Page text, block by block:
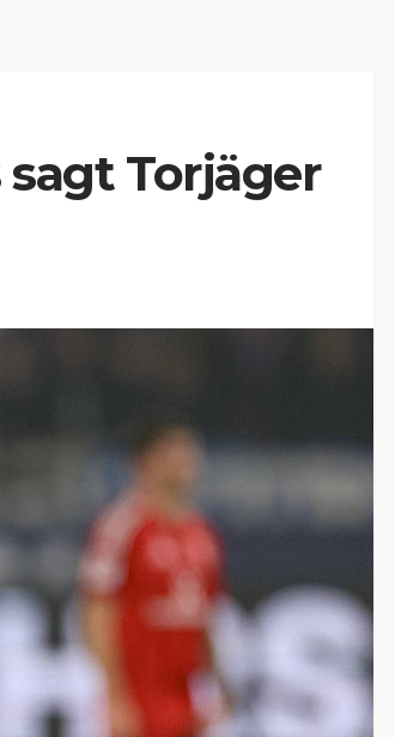
Torjäger